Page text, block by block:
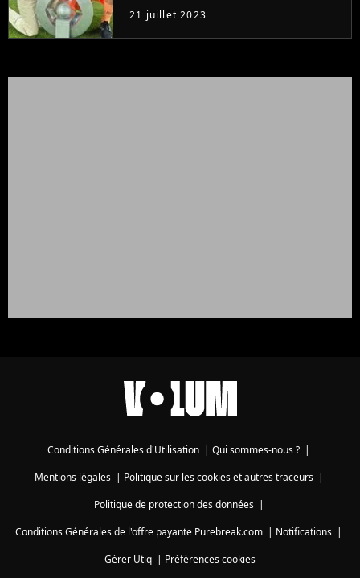
21 juillet 2023
Conditions Générales d'Utilisation | Qui sommes-nous ? |
Mentions légales| Politique sur les cookies et autres traceurs|
Politique de protection des données|
Conditions Générales de l'offre payante Purebreak.com | Notifications |
Gérer Utiq | Préférences cookies